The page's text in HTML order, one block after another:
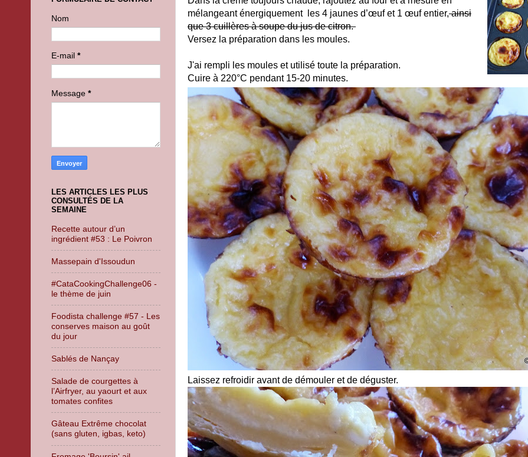
mélangeant énergiquement les 4 jaunes d’œuf et 1 œuf entier,ainsi
que 3 cuillères à soupe du jus de citron.
Versez la préparation dans les moules.
J'ai rempli les moules et utilisé toute la préparation.
Cuire à 220°C pendant 15-20 minutes.
Laissez refroidir avant de démouler et de déguster.
Nom
E-mail *
Message *
LES ARTICLES LES PLUS
CONSULTÉS DE LA
SEMAINE
Recette autour d’un
ingrédient #53 : Le Poivron
Massepain d'Issoudun
#CataCookingChallenge06 -
le thème de juin
Foodista challenge #57 - Les
conserves maison au goût
du jour
Sablés de Nançay
Salade de courgettes à
l’Airfryer, au yaourt et aux
tomates confites
Gâteau Extrême chocolat
(sans gluten, igbas, keto)